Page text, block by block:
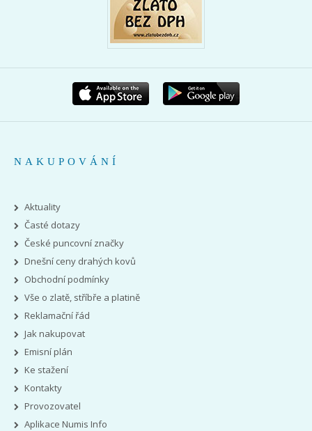
NAKUPOVÁNÍ
Aktuality
Časté dotazy
České puncovní značky
Dnešní ceny drahých kovů
Obchodní podmínky
Vše o zlatě, stříbře a platině
Reklamační řád
Jak nakupovat
Emisní plán
Ke stažení
Kontakty
Provozovatel
Aplikace Numis Info